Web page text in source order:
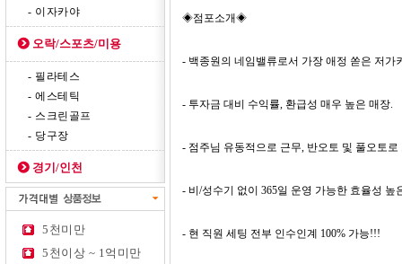
- 이자카야
오락/스포츠/미용
- 필라테스
- 에스테틱
- 스크린골프
- 당구장
경기/인천
5천미만
5천이상 ~ 1억미만
◈점포소개◈
- 백종원의 네임밸류로서 가장 애정 쏟은 저가
- 투자금 대비 수익률, 환급성 매우 높은 매장.
- 점주님 유동적으로 근무, 반오토 및 풀오토
- 비/성수기 없이 365일 운영 가능한 효율성 높
- 현 직원 세팅 전부 인수인계 100% 가능!!!